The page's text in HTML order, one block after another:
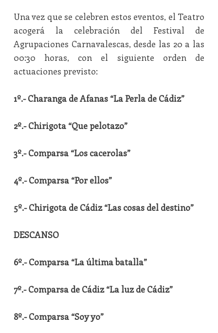
Una vez que se celebren estos eventos, el Teatro
acogerá la celebración del Festival de
Agrupaciones Carnavalescas, desde las 20 a las
00:30 horas, con el siguiente orden de
actuaciones previsto:
1º.- Charanga de Afanas “La Perla de Cádiz”
2º.- Chirigota “Que pelotazo”
3º.- Comparsa “Los cacerolas”
4º.- Comparsa “Por ellos”
5º.- Chirigota de Cádiz “Las cosas del destino”
DESCANSO
6º.- Comparsa “La última batalla”
7º.- Comparsa de Cádiz “La luz de Cádiz”
8º.- Comparsa “Soy yo”